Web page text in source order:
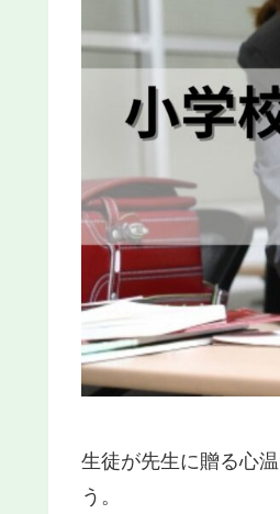
生徒が先生に贈る心
う。